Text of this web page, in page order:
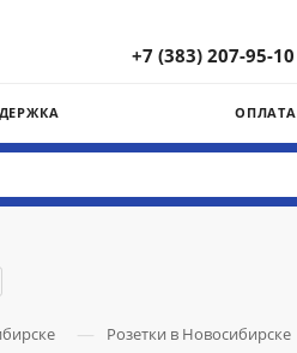
+7 (383) 207-95-10
ОПЛАТА
— Розетки в Новосибирске